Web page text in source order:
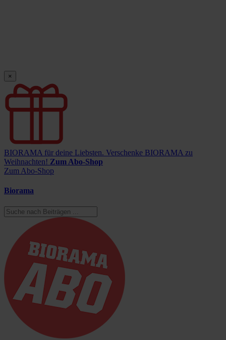
×
BIORAMA für deine Liebsten. Verschenke BIORAMA zu
Weihnachten! Zum Abo-Shop
Zum Abo-Shop
Biorama